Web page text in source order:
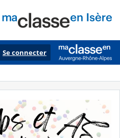
Se connecter